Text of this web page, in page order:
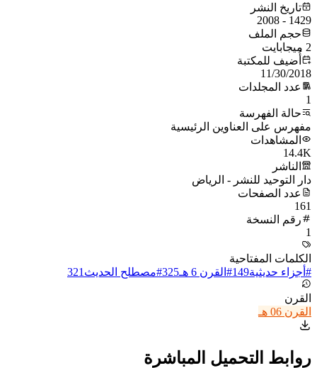
تاريخ النشر
1429 - 2008
حجم الملف
2 ميجابايت
أُضيف للمكتبة
11/30/2018
عدد المجلدات
1
حالة الفهرسة
مفهرس على العناوين الرئيسية
المشاهدات
14.4K
الناشر
دار التوحيد للنشر - الرياض
عدد الصفحات
161
رقم النسخة
1
الكلمات المفتاحية
# أجزاء حديثية149
# القرن 6 هـ 325
#مصطلح الحديث 321
القرن
القرن 06 هـ
روابط التحميل المباشرة